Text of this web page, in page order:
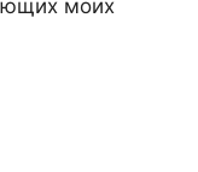
моих